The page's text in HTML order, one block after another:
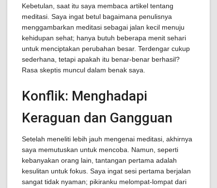
Kebetulan, saat itu saya membaca artikel tentang
meditasi. Saya ingat betul bagaimana penulisnya
menggambarkan meditasi sebagai jalan kecil menuju
kehidupan sehat; hanya butuh beberapa menit sehari
untuk menciptakan perubahan besar. Terdengar cukup
sederhana, tetapi apakah itu benar-benar berhasil?
Rasa skeptis muncul dalam benak saya.
Konflik: Menghadapi
Keraguan dan Gangguan
Setelah meneliti lebih jauh mengenai meditasi, akhirnya
saya memutuskan untuk mencoba. Namun, seperti
kebanyakan orang lain, tantangan pertama adalah
kesulitan untuk fokus. Saya ingat sesi pertama berjalan
sangat tidak nyaman; pikiranku melompat-lompat dari